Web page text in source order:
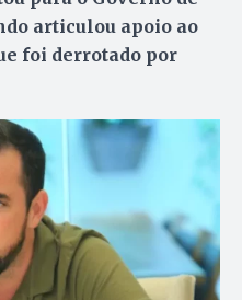
articulou apoio ao
foi derrotado por